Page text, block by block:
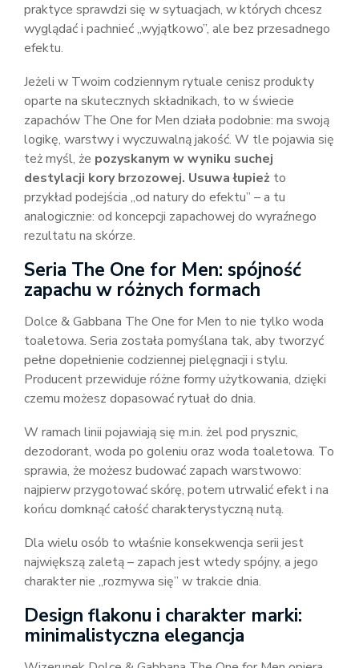
praktyce sprawdzi się w sytuacjach, w których chcesz
wyglądać i pachnieć „wyjątkowo”, ale bez przesadnego
efektu.
Jeżeli w Twoim codziennym rytuale cenisz produkty
oparte na skutecznych składnikach, to w świecie
zapachów The One for Men działa podobnie: ma swoją
logikę, warstwy i wyczuwalną jakość. W tle pojawia się
też myśl, że pozyskanym w wyniku suchej
destylacji kory brzozowej. Usuwa łupież to
przykład podejścia „od natury do efektu” – a tu
analogicznie: od koncepcji zapachowej do wyraźnego
rezultatu na skórze.
Seria The One for Men: spójność
zapachu w różnych formach
Dolce & Gabbana The One for Men to nie tylko woda
toaletowa. Seria została pomyślana tak, aby tworzyć
pełne dopełnienie codziennej pielęgnacji i stylu.
Producent przewiduje różne formy użytkowania, dzięki
czemu możesz dopasować rytuał do dnia.
W ramach linii pojawiają się m.in. żel pod prysznic,
dezodorant, woda po goleniu oraz woda toaletowa. To
sprawia, że możesz budować zapach warstwowo:
najpierw przygotować skórę, potem utrwalić efekt i na
końcu domknąć całość charakterystyczną nutą.
Dla wielu osób to właśnie konsekwencja serii jest
największą zaletą – zapach jest wtedy spójny, a jego
charakter nie „rozmywa się” w trakcie dnia.
Design flakonu i charakter marki:
minimalistyczna elegancja